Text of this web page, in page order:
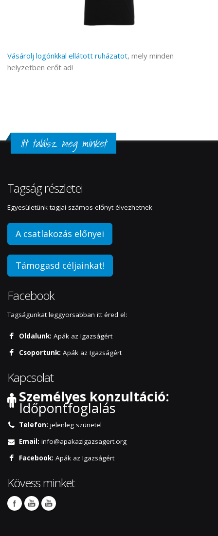
Vásárolj logónkkal ellátott ruházatot, mely minden
helyzetben erőt ad!
Itt találsz meg minket
Tagság részletei
Egyesületünk tagjai számos előnyt élvezhetnek
A csatlakozás előnyei
Támogasd céljainkat!
Facebook
Tagságunkat leggyorsabban itt éred el:
Oldalunk: Apák az Igazságért
Csoportunk: Apák az Igazságért
Kapcsolat
Személyes konzultáció:
Időpontfoglalás
Telefon: jelenleg szünetel
Email: info@apakazigazsagert.org
Facebook: Apák az Igazságért
Kövess minket